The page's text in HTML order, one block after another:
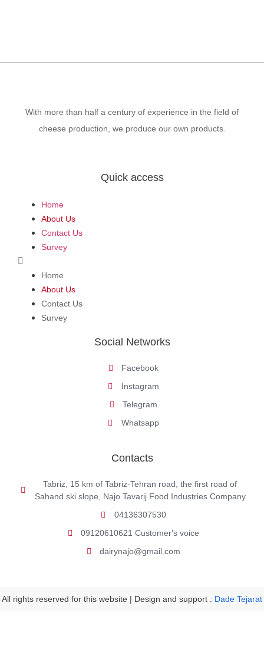
With more than half a century of experience in the field of
cheese production, we produce our own products.
Quick access
Home
About Us
Contact Us
Survey
Home
About Us
Contact Us
Survey
Social Networks
Facebook
Instagram
Telegram
Whatsapp
Contacts
Tabriz, 15 km of Tabriz-Tehran road, the first road of
Sahand ski slope, Najo Tavarij Food Industries Company
04136307530
09120610621 Customer's voice
dairynajo@gmail.com
All rights reserved for this website | Design and support : Dade Tejarat